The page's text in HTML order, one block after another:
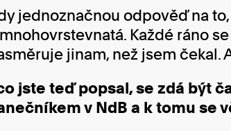
jednoznačnou odpověď na
Každé ráno
jinam, než jsem čekal.
jste teď popsal, se zdá být
v NdB a k tomu se